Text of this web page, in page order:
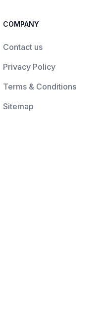
COMPANY
Contact us
Privacy Policy
Terms & Conditions
Sitemap